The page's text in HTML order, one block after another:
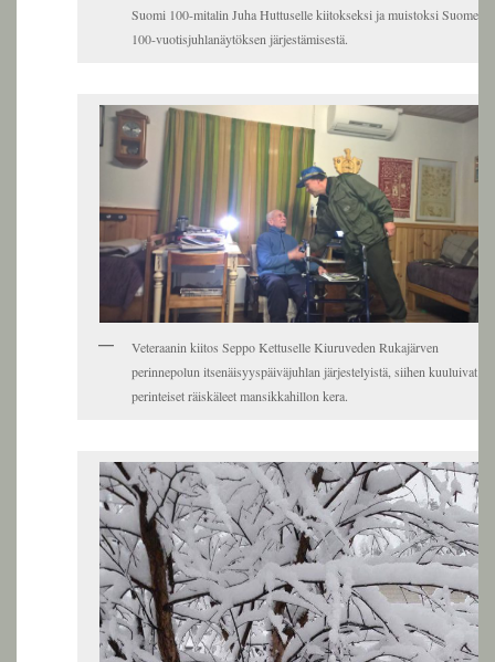
Suomi 100-mitalin Juha Huttuselle kiitokseksi ja muistoksi Suomen
100-vuotisjuhlanäytöksen järjestämisestä.
Veteraanin kiitos Seppo Kettuselle Kiuruveden Rukajärven
perinnepolun itsenäisyyspäiväjuhlan järjestelyistä, siihen kuuluivat
perinteiset räiskäleet mansikkahillon kera.